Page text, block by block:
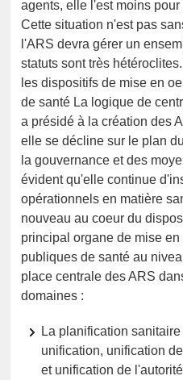
agents, elle l'est moins
Cette situation n'est pas
l'ARS devra gérer un
statuts sont très
les dispositifs de mise en
de santé La logique de
a présidé à la création des
elle se décline sur le plan
la gouvernance et des
évident qu'elle continue
opérationnels en matière
nouveau au coeur du
principal organe de mise
publiques de santé au
place centrale des ARS
domaines :
La planification
unification, unification
et unification de